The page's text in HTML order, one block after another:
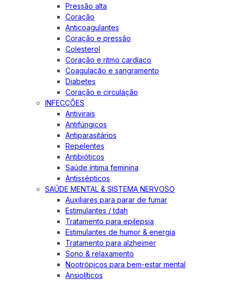
Pressão alta
Coração
Anticoagulantes
Coração e pressão
Colesterol
Coração e ritmo cardíaco
Coagulação e sangramento
Diabetes
Coração e circulação
INFECÇÕES
Antivirais
Antifúngicos
Antiparasitários
Repelentes
Antibióticos
Saúde íntima feminina
Antissépticos
SAÚDE MENTAL & SISTEMA NERVOSO
Auxiliares para parar de fumar
Estimulantes / tdah
Tratamento para epilepsia
Estimulantes de humor & energia
Tratamento para alzheimer
Sono & relaxamento
Nootrópicos para bem-estar mental
Ansiolíticos